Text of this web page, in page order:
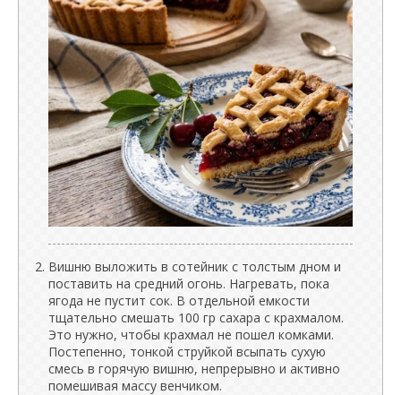
Вишню выложить в сотейник с толстым дном и
поставить на средний огонь. Нагревать, пока
ягода не пустит сок. В отдельной емкости
тщательно смешать 100 гр сахара с крахмалом.
Это нужно, чтобы крахмал не пошел комками.
Постепенно, тонкой струйкой всыпать сухую
смесь в горячую вишню, непрерывно и активно
помешивая массу венчиком.